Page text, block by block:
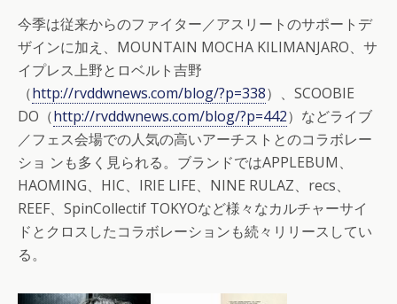
今季は従来からのファイター／アスリートのサポートデ
ザインに加え、MOUNTAIN MOCHA KILIMANJARO、サ
イプレス上野とロベルト吉野
（http://rvddwnews.com/blog/?p=338）、SCOOBIE
DO（http://rvddwnews.com/blog/?p=442）などライブ
／フェス会場での人気の高いアーチストとのコラボレー
ショ ンも多く見られる。ブランドではAPPLEBUM、
HAOMING、HIC、IRIE LIFE、NINE RULAZ、recs、
REEF、SpinCollectif TOKYOなど様々なカルチャーサイ
ドとクロスしたコラボレーションも続々リリースしてい
る。